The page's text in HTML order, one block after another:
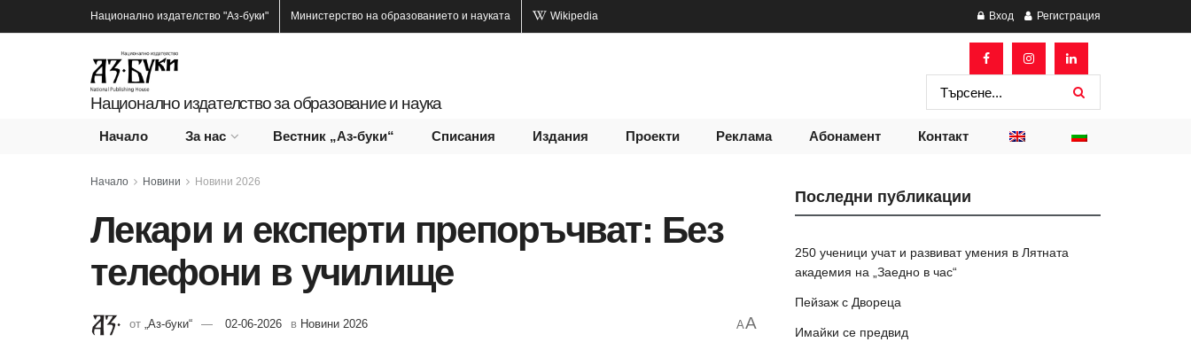
Национално издателство "Аз-буки" Министерство на образованието и науката Wikipedia Вход Регистрация
Национално издателство за образование и наука
Начало За нас Вестник „Аз-буки“ Списания Издания Проекти Реклама Абонамент Контакт
Начало Новини Новини 2026
Лекари и експерти препоръчват: Без
телефони в училище
от „Аз-буки“ 02-06-2026 в Новини 2026 AA
Последни публикации
250 ученици учат и развиват умения в Лятната
академия на „Заедно в час“
Пейзаж с Двореца
Имайки се предвид